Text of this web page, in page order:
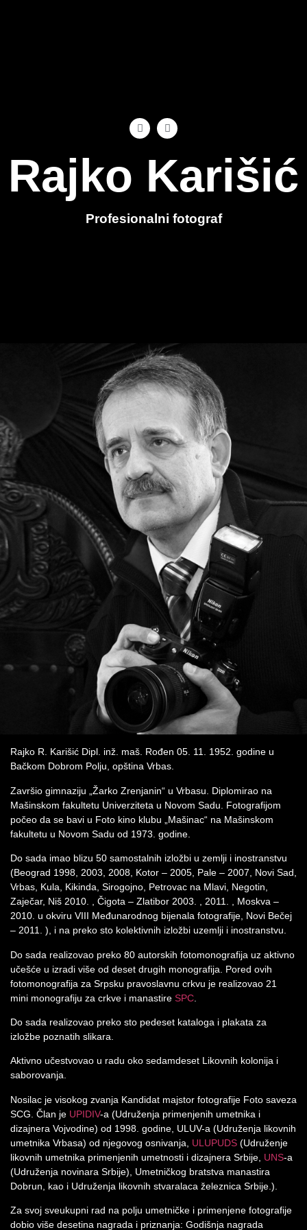
Rajko Karišić
Profesionalni fotograf
Rajko R. Karišić Dipl. inž. maš. Rođen 05. 11. 1952. godine u
Bačkom Dobrom Polju, opština Vrbas.
Završio gimnaziju „Žarko Zrenjanin“ u Vrbasu. Diplomirao na
Mašinskom fakultetu Univerziteta u Novom Sadu. Fotografijom
počeo da se bavi u Foto kino klubu „Mašinac“ na Mašinskom
fakultetu u Novom Sadu od 1973. godine.
Do sada imao blizu 50 samostalnih izložbi u zemlji i inostranstvu
(Beograd 1998, 2003, 2008, Kotor – 2005, Pale – 2007, Novi Sad,
Vrbas, Kula, Kikinda, Sirogojno, Petrovac na Mlavi, Negotin,
Zaječar, Niš 2010. , Čigota – Zlatibor 2003. , 2011. , Moskva –
2010. u okviru VIII Međunarodnog bijenala fotografije, Novi Bečej
– 2011. ), i na preko sto kolektivnih izložbi uzemlji i inostranstvu.
Do sada realizovao preko 80 autorskih fotomonografija uz aktivno
učešće u izradi više od deset drugih monografija. Pored ovih
fotomonografija za Srpsku pravoslavnu crkvu je realizovao 21
mini monografiju za crkve i manastire SPC
Do sada realizovao preko sto pedeset kataloga i plakata za
izložbe poznatih slikara.
Aktivno učestvovao u radu oko sedamdeset Likovnih kolonija i
saborovanja.
Nosilac je visokog zvanja Kandidat majstor fotografije Foto saveza
SCG. Član je UPIDIV-a (Udruženja primenjenih umetnika i
dizajnera Vojvodine) od 1998. godine, ULUV-a (Udruženja likovnih
umetnika Vrbasa) od njegovog osnivanja, ULUPUDS (Udruženje
likovnih umetnika primenjenih umetnosti i dizajnera Srbije, UNS-a
(Udruženja novinara Srbije), Umetničkog bratstva manastira
Dobrun, kao i Udruženja likovnih stvaralaca železnica Srbije.).
Za svoj sveukupni rad na polju umetničke i primenjene fotografije
dobio više desetina nagrada i priznanja: Godišnja nagrada